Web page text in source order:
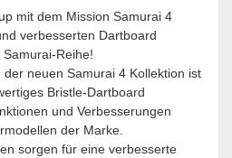
mit dem Mission Samurai 4
verbesserten Dartboard
Reihe!
neuen Samurai 4 Kollektion ist
Bristle-Dartboard
und Verbesserungen
der Marke.
sorgen für eine verbesserte